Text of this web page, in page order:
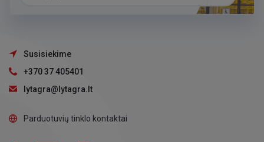
Susisiekime
+370 37 405401
lytagra@lytagra.lt
Parduotuvių tinklo kontaktai